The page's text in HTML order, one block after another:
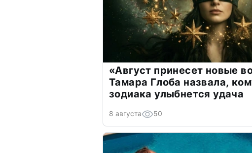
«Август принесет новые
Тамара Глоба назвала,
зодиака улыбнется удача
8 августа 50